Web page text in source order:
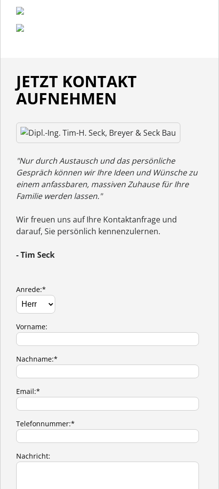
JETZT KONTAKT
AUFNEHMEN
"Nur durch Austausch und das persönliche
Gespräch können wir Ihre Ideen und Wünsche zu
einem anfassbaren, massiven Zuhause für Ihre
Familie werden lassen."
Wir freuen uns auf Ihre Kontaktanfrage und
darauf, Sie persönlich kennenzulernen.
- Tim Seck
Anrede:*
Vorname:
Nachname:*
Email:*
Telefonnummer:*
Nachricht: